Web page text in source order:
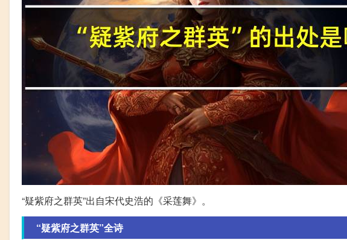
“疑紫府之群英”出自宋代史浩的《采莲舞》。
“疑紫府之群英”全诗